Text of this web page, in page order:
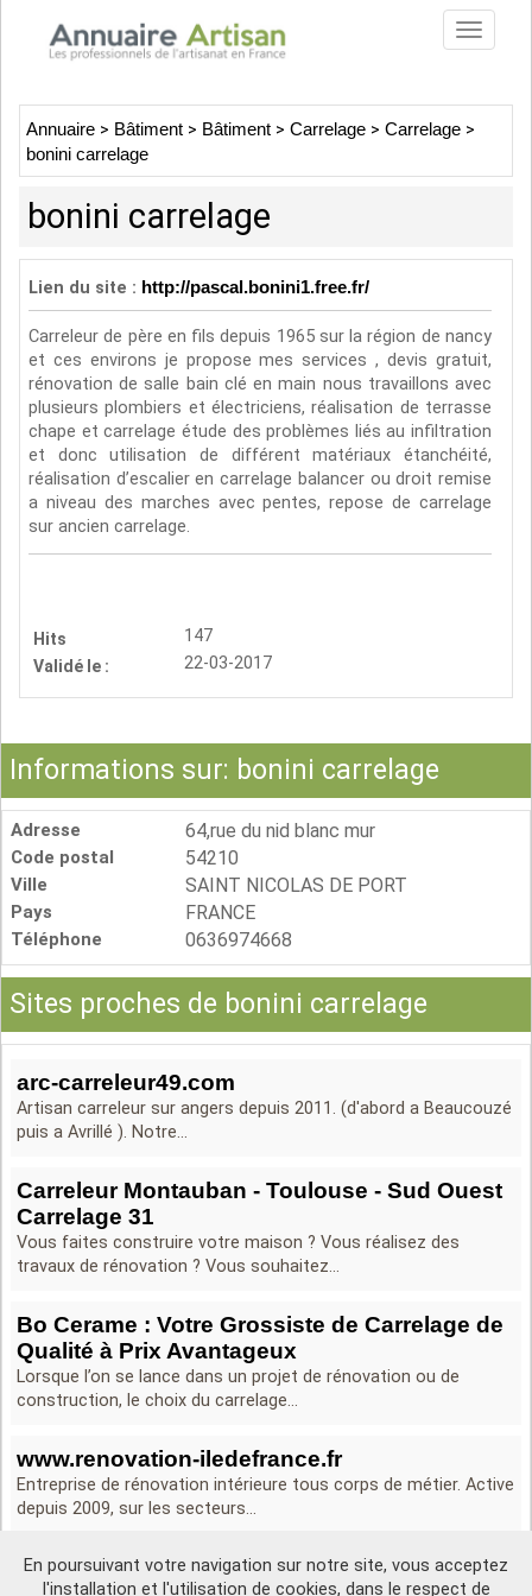
Toggle
Annuaire > Bâtiment > Bâtiment > Carrelage > Carrelage >
bonini carrelage
bonini carrelage
Lien du site : http://pascal.bonini1.free.fr/
Carreleur de père en fils depuis 1965 sur la région de nancy
et ces environs je propose mes services , devis gratuit,
rénovation de salle bain clé en main nous travaillons avec
plusieurs plombiers et électriciens, réalisation de terrasse
chape et carrelage étude des problèmes liés au infiltration
et donc utilisation de différent matériaux étanchéité,
réalisation d’escalier en carrelage balancer ou droit remise
a niveau des marches avec pentes, repose de carrelage
sur ancien carrelage.
Hits 147
Validé le : 22-03-2017
Informations sur: bonini carrelage
Adresse 64,rue du nid blanc mur
Code postal 54210
Ville SAINT NICOLAS DE PORT
Pays FRANCE
Téléphone 0636974668
Sites proches de bonini carrelage
arc-carreleur49.com
Artisan carreleur sur angers depuis 2011. (d'abord a Beaucouzé
puis a Avrillé ). Notre...
Carreleur Montauban - Toulouse - Sud Ouest
Carrelage 31
Vous faites construire votre maison ? Vous réalisez des
travaux de rénovation ? Vous souhaitez...
Bo Cerame : Votre Grossiste de Carrelage de
Qualité à Prix Avantageux
Lorsque l’on se lance dans un projet de rénovation ou de
construction, le choix du carrelage...
www.renovation-iledefrance.fr
Entreprise de rénovation intérieure tous corps de métier. Active
depuis 2009, sur les secteurs...
En poursuivant votre navigation sur notre site, vous acceptez
l'installation et l'utilisation de cookies, dans le respect de